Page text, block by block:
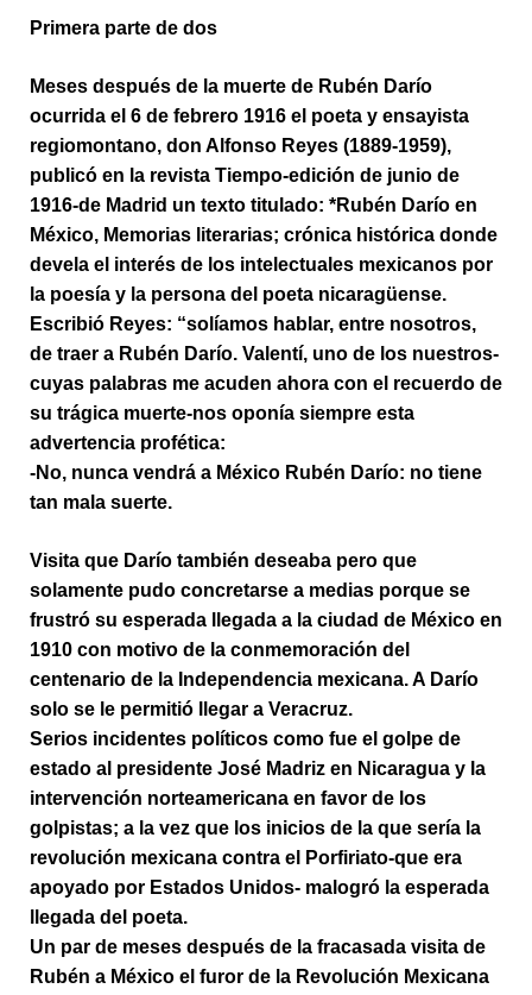
Primera parte de dos
Meses después de la muerte de Rubén Darío
ocurrida el 6 de febrero 1916 el poeta y ensayista
regiomontano, don Alfonso Reyes (1889-1959),
publicó en la revista Tiempo-edición de junio de
1916-de Madrid un texto titulado: *Rubén Darío en
México, Memorias literarias; crónica histórica donde
devela el interés de los intelectuales mexicanos por
la poesía y la persona del poeta nicaragüense.
Escribió Reyes: “solíamos hablar, entre nosotros,
de traer a Rubén Darío. Valentí, uno de los nuestros-
cuyas palabras me acuden ahora con el recuerdo de
su trágica muerte-nos oponía siempre esta
advertencia profética:
-No, nunca vendrá a México Rubén Darío: no tiene
tan mala suerte.
Visita que Darío también deseaba pero que
solamente pudo concretarse a medias porque se
frustró su esperada llegada a la ciudad de México en
1910 con motivo de la conmemoración del
centenario de la Independencia mexicana. A Darío
solo se le permitió llegar a Veracruz.
Serios incidentes políticos como fue el golpe de
estado al presidente José Madriz en Nicaragua y la
intervención norteamericana en favor de los
golpistas; a la vez que los inicios de la que sería la
revolución mexicana contra el Porfiriato-que era
apoyado por Estados Unidos- malogró la esperada
llegada del poeta.
Un par de meses después de la fracasada visita de
Rubén a México el furor de la Revolución Mexicana